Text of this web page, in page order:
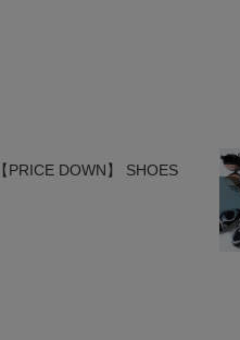
【PRICE DOWN】 SHOES